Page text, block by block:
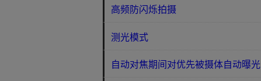
高频防闪烁拍摄
测光模式
自动对焦期间对优先被摄体自动曝光